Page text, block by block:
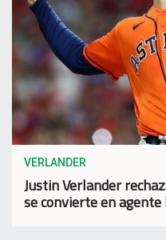
VERLANDER
Justin Verlander
se convierte en